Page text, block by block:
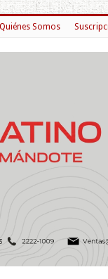
Quiénes Somos